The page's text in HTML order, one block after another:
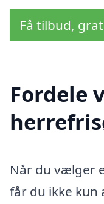
Få tilbud,
Fordele
Når du vælger
får du ikke kun